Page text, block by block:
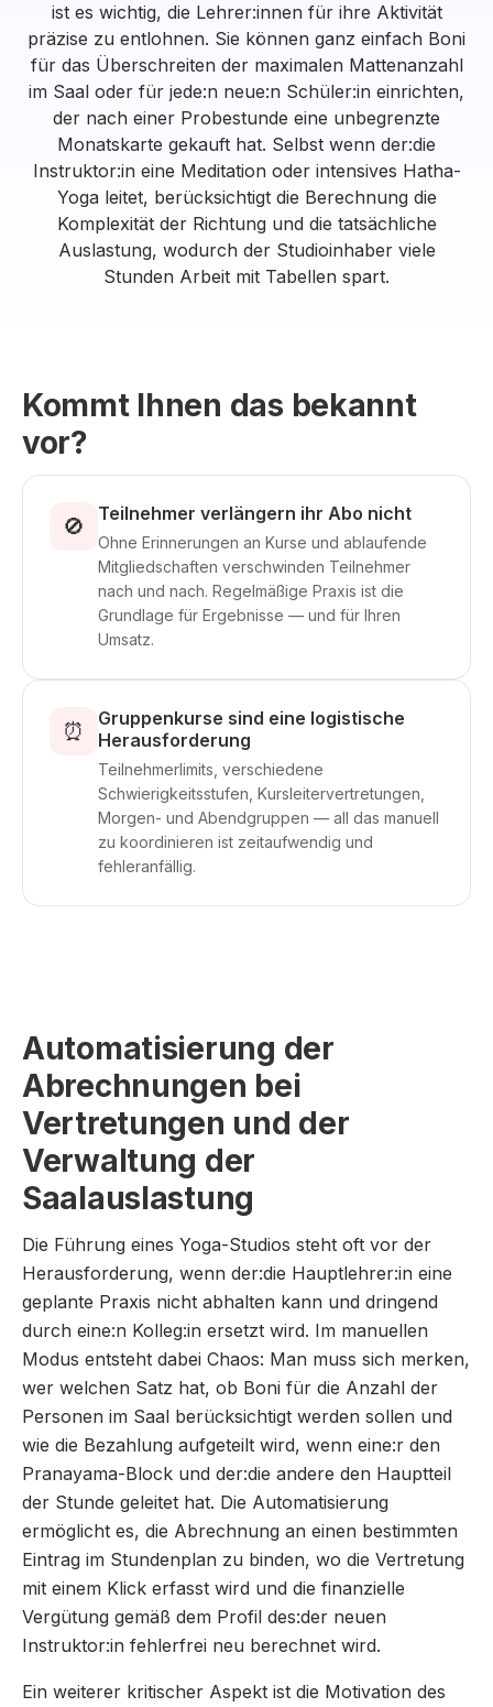
ist es wichtig, die Lehrer:innen für ihre Aktivität
präzise zu entlohnen. Sie können ganz einfach Boni
für das Überschreiten der maximalen Mattenanzahl
im Saal oder für jede:n neue:n Schüler:in einrichten,
der nach einer Probestunde eine unbegrenzte
Monatskarte gekauft hat. Selbst wenn der:die
Instruktor:in eine Meditation oder intensives Hatha-
Yoga leitet, berücksichtigt die Berechnung die
Komplexität der Richtung und die tatsächliche
Auslastung, wodurch der Studioinhaber viele
Stunden Arbeit mit Tabellen spart.
Kommt Ihnen das bekannt
vor?
🚫 Teilnehmer verlängern ihr Abo nicht
Ohne Erinnerungen an Kurse und ablaufende
Mitgliedschaften verschwinden Teilnehmer
nach und nach. Regelmäßige Praxis ist die
Grundlage für Ergebnisse — und für Ihren
Umsatz.
⏰
Gruppenkurse sind eine logistische
Herausforderung
Teilnehmerlimits, verschiedene
Schwierigkeitsstufen, Kursleitervertretungen,
Morgen- und Abendgruppen — all das manuell
zu koordinieren ist zeitaufwendig und
fehleranfällig.
Automatisierung der
Abrechnungen bei
Vertretungen und der
Verwaltung der
Saalauslastung
Die Führung eines Yoga-Studios steht oft vor der
Herausforderung, wenn der:die Hauptlehrer:in eine
geplante Praxis nicht abhalten kann und dringend
durch eine:n Kolleg:in ersetzt wird. Im manuellen
Modus entsteht dabei Chaos: Man muss sich merken,
wer welchen Satz hat, ob Boni für die Anzahl der
Personen im Saal berücksichtigt werden sollen und
wie die Bezahlung aufgeteilt wird, wenn eine:r den
Pranayama-Block und der:die andere den Hauptteil
der Stunde geleitet hat. Die Automatisierung
ermöglicht es, die Abrechnung an einen bestimmten
Eintrag im Stundenplan zu binden, wo die Vertretung
mit einem Klick erfasst wird und die finanzielle
Vergütung gemäß dem Profil des:der neuen
Instruktor:in fehlerfrei neu berechnet wird.
Ein weiterer kritischer Aspekt ist die Motivation des